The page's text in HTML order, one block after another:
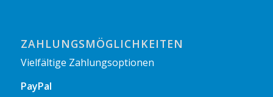
ZAHLUNGSMÖGLICHKEITEN
Vielfältige Zahlungsoptionen
PayPal